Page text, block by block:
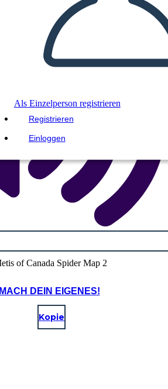
Als Einzelperson registrieren
Registrieren
Einloggen
MACH DEIN EIGENES!
Kopie